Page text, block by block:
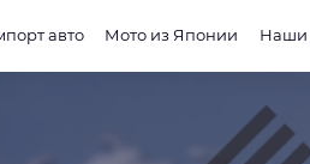
авто Мото из Японии Наши